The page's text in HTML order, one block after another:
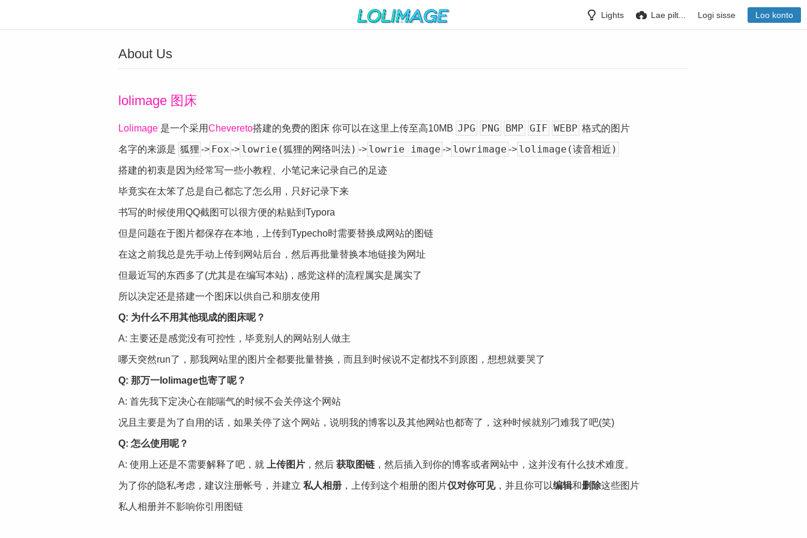
Lights Lae pilt... Logi sisse Loo konto
About Us
lolimage 图床
Lolimage 是一个采用Chevereto搭建的免费的图床 你可以在这里上传至高10MB JPG PNG BMP GIF WEBP 格式的图片
名字的来源是 狐狸 -> Fox -> lowrie(狐狸的网络叫法) -> lowrie image -> lowrimage -> lolimage(读音相近)
搭建的初衷是因为经常写一些小教程、小笔记来记录自己的足迹
毕竟实在太笨了总是自己都忘了怎么用，只好记录下来
书写的时候使用QQ截图可以很方便的粘贴到Typora
但是问题在于图片都保存在本地，上传到Typecho时需要替换成网站的图链
在这之前我总是先手动上传到网站后台，然后再批量替换本地链接为网址
但最近写的东西多了(尤其是在编写本站)，感觉这样的流程属实是属实了
所以决定还是搭建一个图床以供自己和朋友使用
Q: 为什么不用其他现成的图床呢？
A: 主要还是感觉没有可控性，毕竟别人的网站别人做主
哪天突然run了，那我网站里的图片全都要批量替换，而且到时候说不定都找不到原图，想想就要哭了
Q: 那万一lolimage也寄了呢？
A: 首先我下定决心在能喘气的时候不会关停这个网站
况且主要是为了自用的话，如果关停了这个网站，说明我的博客以及其他网站也都寄了，这种时候就别刁难我了吧(笑)
Q: 怎么使用呢？
A: 使用上还是不需要解释了吧，就 上传图片 ，然后 获取图链 ，然后插入到你的博客或者网站中，这并没有什么技术难度。
为了你的隐私考虑，建议注册帐号，并建立 私人相册 ，上传到这个相册的图片仅对你可见，并且你可以编辑和删除这些图片
私人相册并不影响你引用图链